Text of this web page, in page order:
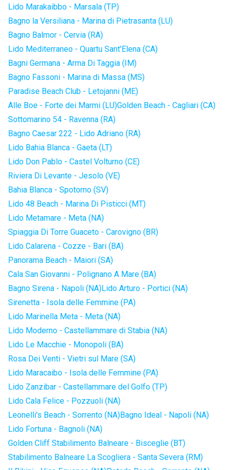
Lido Marakaibbo - Marsala (TP)
Bagno la Versiliana - Marina di Pietrasanta (LU)
Bagno Balmor - Cervia (RA)
Lido Mediterraneo - Quartu Sant'Elena (CA)
Bagni Germana - Arma Di Taggia (IM)
Bagno Fassoni - Marina di Massa (MS)
Paradise Beach Club - Letojanni (ME)
Alle Boe - Forte dei Marmi (LU)Golden Beach - Cagliari (CA)
Sottomarino 54 - Ravenna (RA)
Bagno Caesar 222 - Lido Adriano (RA)
Lido Bahia Blanca - Gaeta (LT)
Lido Don Pablo - Castel Volturno (CE)
Riviera Di Levante - Jesolo (VE)
Bahia Blanca - Spotorno (SV)
Lido 48 Beach - Marina Di Pisticci (MT)
Lido Metamare - Meta (NA)
Spiaggia Di Torre Guaceto - Carovigno (BR)
Lido Calarena - Cozze - Bari (BA)
Panorama Beach - Maiori (SA)
Cala San Giovanni - Polignano A Mare (BA)
Bagno Sirena - Napoli (NA)Lido Arturo - Portici (NA)
Sirenetta - Isola delle Femmine (PA)
Lido Marinella Meta - Meta (NA)
Lido Moderno - Castellammare di Stabia (NA)
Lido Le Macchie - Monopoli (BA)
Rosa Dei Venti - Vietri sul Mare (SA)
Lido Maracaibo - Isola delle Femmine (PA)
Lido Zanzibar - Castellammare del Golfo (TP)
Lido Cala Felice - Pozzuoli (NA)
Leonelli's Beach - Sorrento (NA)Bagno Ideal - Napoli (NA)
Lido Fortuna - Bagnoli (NA)
Golden Cliff Stabilimento Balneare - Bisceglie (BT)
Stabilimento Balneare La Scogliera - Santa Severa (RM)